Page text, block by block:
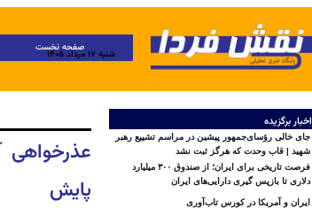
صفحه نخست
شنبه ۱۷ مرداد ۱۴۰۵
اخبار برگزیده
جای خالی رؤسای‌جمهور پیشین در مراسم تشییع رهبر
شهید | قاب وحدت که هرگز ثبت نشد
فرصت تاریخی برای ایران؛ از صندوق ۳۰۰ میلیارد
دلاری تا بازپس گیری دارایی‌های ایران
ایران و آمریکا در کورس تاب‌آوری
عذرخواهی
پایش